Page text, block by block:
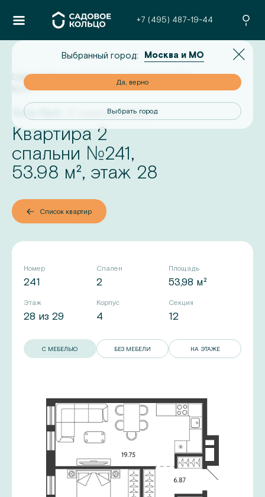
+7 (495) 487-19-44
Главная/Проекты/Terle Park/2-комнатная квартира
241
Terle Park III квартал 2026 г.
Квартира 2
спальни №241,
53.98 м², этаж 28
Список квартир
Номер
241
Спален
2
Площадь
53,98 м²
Этаж
28 из 29
Корпус
4
Секция
12
С МЕБЕЛЬЮ БЕЗ МЕБЕЛИ НА ЭТАЖЕ
Выбранный город: Москва и МО
Да, верно
Выбрать город